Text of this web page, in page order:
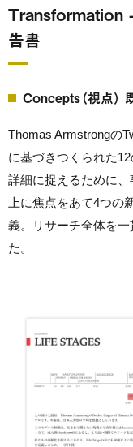
Transformation
告書
Concepts（視点）
Thomas Armstrongの
に基づきつくられた
詳細に捉えるために
上に焦点をあて4つの
義。リサーチ全体を
た。